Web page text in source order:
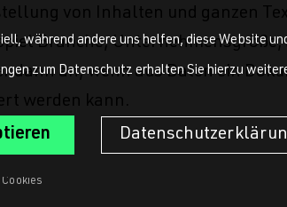
von Inhalten und ganzen
Branche,
dann an, wenn aus Daten ein
werden kann.
während andere uns helfen, diese Website
zum Datenschutz erhalten Sie hierzu